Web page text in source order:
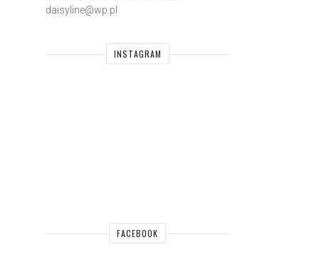
daisyline@wp.pl
INSTAGRAM
FACEBOOK